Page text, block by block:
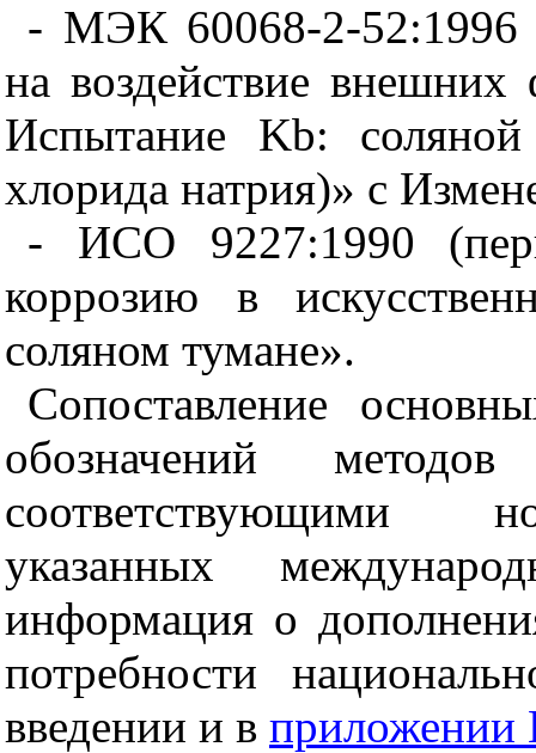
- МЭК 60068-2-52:1996
на воздействие
Испытание Kb: соляной
хлорида натрия)» с
- ИСО 9227:1990
коррозию в
соляном тумане».
Сопоставление
обозначений
соответствующими
указанных
информация о
потребности
введении и в приложении